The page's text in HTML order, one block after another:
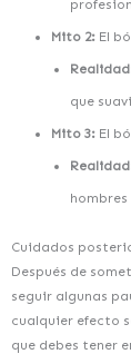
Mito 2:El
que
Mito 3:El
Cuidados
Después de
seguir algunas
cualquier efecto
que debes tener